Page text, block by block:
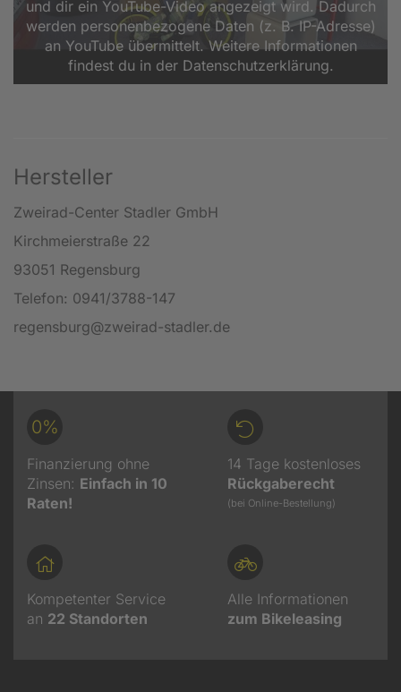
und dir ein YouTube-Video angezeigt wird. Dadurch
werden personenbezogene Daten (z. B. IP-Adresse)
an YouTube übermittelt. Weitere Informationen
findest du in der Datenschutzerklärung.
Hersteller
Zweirad-Center Stadler GmbH
Kirchmeierstraße 22
93051 Regensburg
Telefon: 0941/3788-147
regensburg@zweirad-stadler.de
0%
Finanzierung ohne
Zinsen: Einfach in 10
Raten!
14 Tage kostenloses
Rückgaberecht
(bei Online-Bestellung)
Kompetenter Service
an 22 Standorten
Alle Informationen
zum Bikeleasing